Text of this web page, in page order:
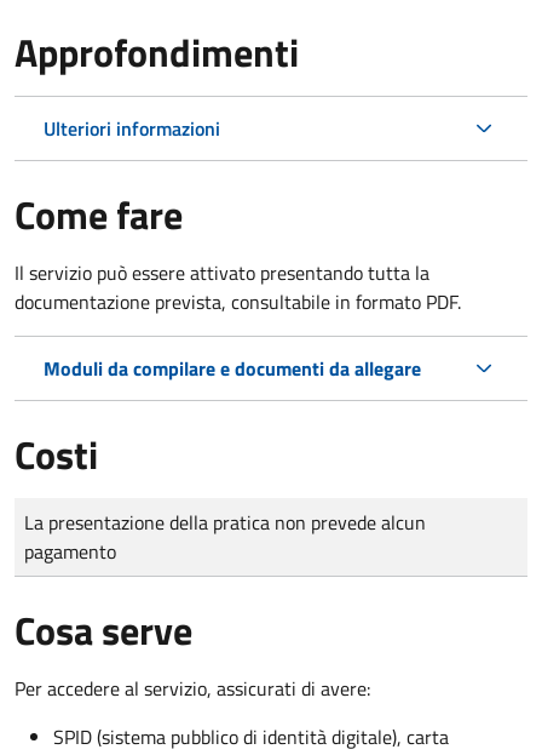
Approfondimenti
Ulteriori informazioni
Come fare
Il servizio può essere attivato presentando tutta la
documentazione prevista, consultabile in formato PDF.
Moduli da compilare e documenti da allegare
Costi
Tipo di pagamento
Importo
La presentazione della pratica non prevede alcun
pagamento
Cosa serve
Per accedere al servizio, assicurati di avere:
SPID (sistema pubblico di identità digitale), carta